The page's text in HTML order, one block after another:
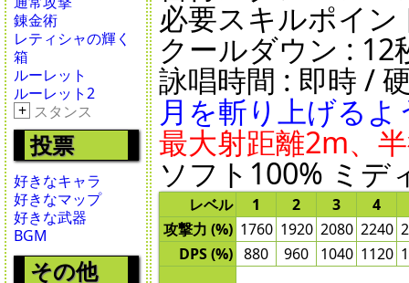
錬金術
レティシャの輝く
箱
ルーレット
ルーレット2
+ スタンス
投票
好きなキャラ
好きなマップ
好きな武器
BGM
その他
必要スキルポイン
クールダウン : 12
詠唱時間 : 即時 /
月を斬り上げる
最大射距離2m、
ソフト100% ミデ
レベル 1 2 3
4
攻撃力 (%) 1760 1920 2080 2240
DPS (%) 880 960 1040 1120